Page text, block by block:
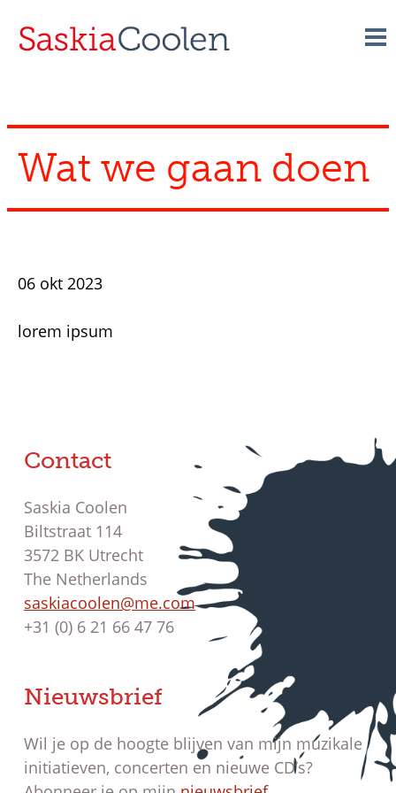
content
Wat we gaan doen
06 okt 2023
lorem ipsum
Contact
Saskia Coolen
Biltstraat 114
3572 BK Utrecht
The Netherlands
saskiacoolen@me.com
+31 (0) 6 21 66 47 76
Nieuwsbrief
Wil je op de hoogte blijven van mijn muzikale
initiatieven, concerten en nieuwe CD’s?